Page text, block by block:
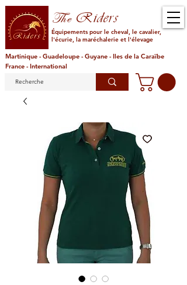
TheRiders
Équipements pour le cheval, le cavalier,
l'écurie, la maréchalerie et l'élevage
Martinique - Guadeloupe - Guyane - Iles de la Caraïbe
France - International